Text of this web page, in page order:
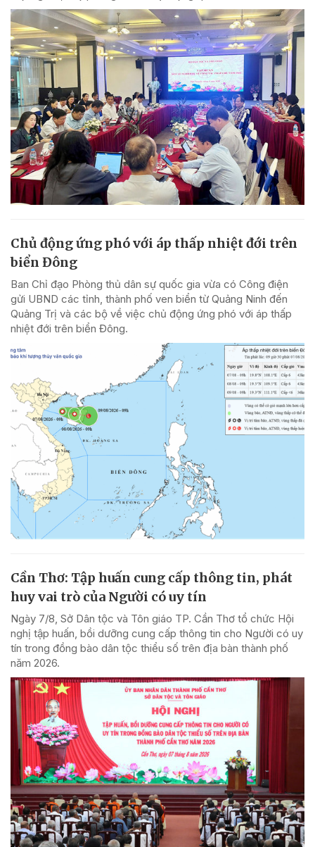
Chủ động ứng phó với áp thấp nhiệt đới trên
biển Đông
Ban Chỉ đạo Phòng thủ dân sự quốc gia vừa có Công điện
gửi UBND các tỉnh, thành phố ven biển từ Quảng Ninh đến
Quảng Trị và các bộ về việc chủ động ứng phó với áp thấp
nhiệt đới trên biển Đông.
Cần Thơ: Tập huấn cung cấp thông tin, phát
huy vai trò của Người có uy tín
Ngày 7/8, Sở Dân tộc và Tôn giáo TP. Cần Thơ tổ chức Hội
nghị tập huấn, bồi dưỡng cung cấp thông tin cho Người có uy
tín trong đồng bào dân tộc thiểu số trên địa bàn thành phố
năm 2026.